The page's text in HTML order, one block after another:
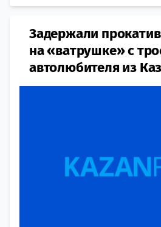
Задержали
на «ватрушке» с
автолюбителя из